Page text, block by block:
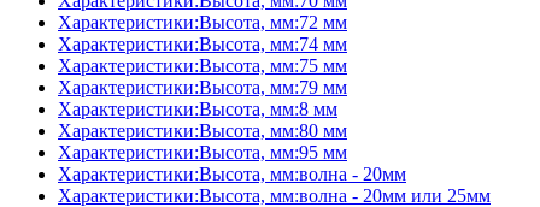
Характеристики:Высота, мм:72 мм
Характеристики:Высота, мм:74 мм
Характеристики:Высота, мм:75 мм
Характеристики:Высота, мм:79 мм
Характеристики:Высота, мм:8 мм
Характеристики:Высота, мм:80 мм
Характеристики:Высота, мм:95 мм
Характеристики:Высота, мм:волна - 20мм
Характеристики:Высота, мм:волна - 20мм или 25мм